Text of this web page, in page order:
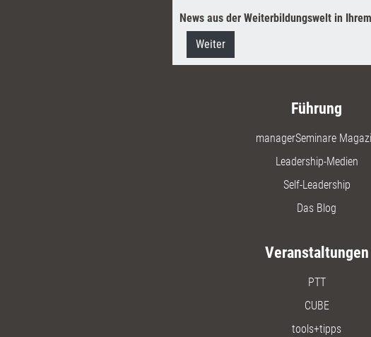
News aus der Weiterbildungswelt in
Weiter
Führung
managerSeminare
Leadership-Medien
Self-Leadership
Das Blog
Veranstaltungen
PTT
CUBE
tools+tipps